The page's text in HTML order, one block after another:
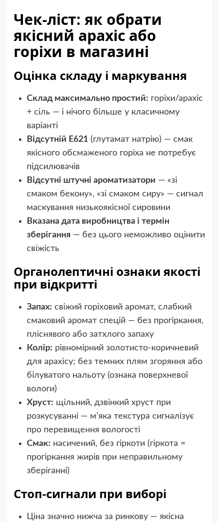
Чек-ліст: як обрати
якісний арахіс або
горіхи в магазині
Оцінка складу і маркування
Склад максимально простий: горіхи/арахіс
+ сіль — і нічого більше у класичному
варіанті
Відсутній E621(глутамат натрію) — смак
якісного обсмаженого горіха не потребує
підсилювачів
Відсутні штучні ароматизатори — «зі
смаком бекону», «зі смаком сиру» — сигнал
маскування низькоякісної сировини
Вказана дата виробництва і термін
зберігання — без цього неможливо оцінити
свіжість
Органолептичні ознаки якості
при відкритті
Запах: свіжий горіховий аромат, слабкий
смаковий аромат спецій — без прогіркання,
пліснявого або затхлого запаху
Колір: рівномірний золотисто-коричневий
для арахісу; без темних плям згоряння або
білуватого нальоту (ознака поверхневої
вологи)
Хруст: щільний, дзвінкий хруст при
розкусуванні — м’яка текстура сигналізує
про перевищення вологості
Смак: насичений, без гіркоти (гіркота =
прогіркання жирів при неправильному
зберіганні)
Стоп-сигнали при виборі
Ціна значно нижча за ринкову — якісна